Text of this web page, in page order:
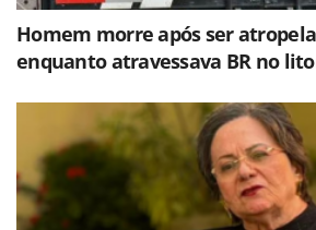
Homem morre após ser
enquanto atravessava BR no